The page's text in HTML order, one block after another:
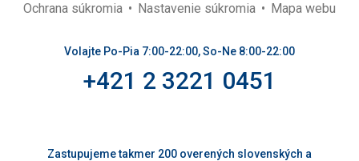
Ochrana súkromia Nastavenie súkromia Mapa webu
Volajte Po-Pia 7:00-22:00, So-Ne 8:00-22:00
+421 2 3221 0451
Zastupujeme takmer 200 overených slovenských a